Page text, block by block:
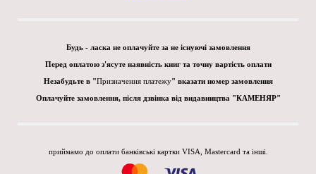
Будь - ласка не оплачуйте за не існуючі замовлення
Перед оплатою з'ясуте наявність книг та точну вартість оплати
Незабудьте в "Призначення платежу" вказати номер замовлення
Оплачуйте замовлення, після дзвінка від видавництва "КАМЕНЯР"
приймамо до оплати банківські картки VISA, Mastercard та інші.